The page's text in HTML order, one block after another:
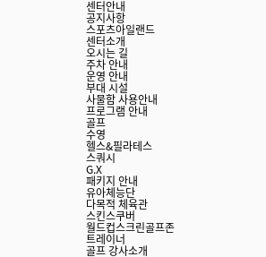
센터안내
공지사항
스포츠아일랜드
센터소개
오시는 길
주차 안내
운영 안내
부대 시설
사물함 사용안내
프로그램 안내
골프
수영
헬스&필라테스
스쿼시
G.X
패키지 안내
유아체능단
다목적 체육관
스킨스쿠버
월드컵스크린골프존
트레이너
골프 강사소개